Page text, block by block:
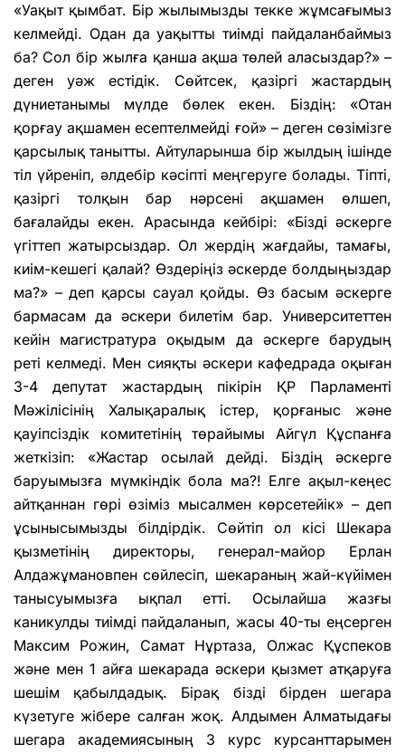
«Уақыт қымбат. Бір жылымызды текке жұмсағымыз
келмейді. Одан да уақытты тиімді пайдаланбаймыз
ба? Сол бір жылға қанша ақша төлей аласыздар?» –
деген уәж естідік. Сөйтсек, қазіргі жастардың
дүниетанымы мүлде бөлек екен. Біздің: «Отан
қорғау ақшамен есептелмейді ғой» – деген сөзімізге
қарсылық танытты. Айтуларынша бір жылдың ішінде
тіл үйреніп, әлдебір кәсіпті меңгеруге болады. Тіпті,
қазіргі толқын бар нәрсені ақшамен өлшеп,
бағалайды екен. Арасында кейбірі: «Бізді әскерге
үгіттеп жатырсыздар. Ол жердің жағдайы, тамағы,
киім-кешегі қалай? Өздеріңіз әскерде болдыңыздар
ма?» – деп қарсы сауал қойды. Өз басым әскерге
бармасам да әскери билетім бар. Университеттен
кейін магистратура оқыдым да әскерге барудың
реті келмеді. Мен сияқты әскери кафедрада оқыған
3-4 депутат жастардың пікірін ҚР Парламенті
Мәжілісінің Халықаралық істер, қорғаныс және
қауіпсіздік комитетінің төрайымы Айгүл Құспанға
жеткізіп: «Жастар осылай дейді. Біздің әскерге
баруымызға мүмкіндік бола ма?! Елге ақыл-кеңес
айтқаннан гөрі өзіміз мысалмен көрсетейік» – деп
ұсынысымызды білдірдік. Сөйтіп ол кісі Шекара
қызметінің директоры, генерал-майор Ерлан
Алдажұмановпен сөйлесіп, шекараның жай-күйімен
танысуымызға ықпал етті. Осылайша жазғы
каникулды тиімді пайдаланып, жасы 40-ты еңсерген
Максим Рожин, Самат Нұртаза, Олжас Құспеков
және мен 1 айға шекарада әскери қызмет атқаруға
шешім қабылдадық. Бірақ бізді бірден шегара
күзетуге жібере салған жоқ. Алдымен Алматыдағы
шегара академиясының 3 курс курсанттарымен